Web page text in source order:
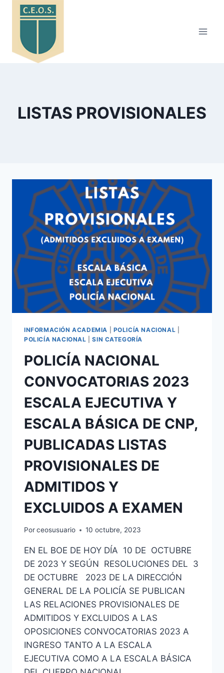
Saltar
LISTAS PROVISIONALES
INFORMACIÓN ACADEMIA POLICÍA NACIONAL
POLICÍA NACIONAL |SIN CATEGORÍA
POLICÍA NACIONAL
CONVOCATORIAS 2023
ESCALA EJECUTIVA Y
ESCALA BÁSICA DE CNP,
PUBLICADAS LISTAS
PROVISIONALES DE
ADMITIDOS Y
EXCLUIDOS A EXAMEN
Porceosusuario 10 octubre, 2023
EN EL BOE DE HOY DÍA 10 DE OCTUBRE
DE 2023 Y SEGÚN RESOLUCIONES DEL 3
DE OCTUBRE 2023 DE LA DIRECCIÓN
GENERAL DE LA POLICÍA SE PUBLICAN
LAS RELACIONES PROVISIONALES DE
ADMITIDOS Y EXCLUIDOS A LAS
OPOSICIONES CONVOCATORIAS 2023 A
INGRESO TANTO A LA ESCALA
EJECUTIVA COMO A LA ESCALA BÁSICA